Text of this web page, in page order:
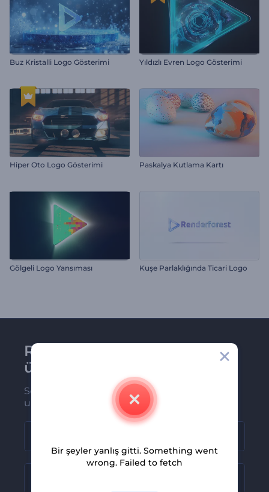
Buz Kristalli Logo Gösterimi Yıldızlı Evren Logo Gösterimi
Hiper Oto Logo Gösterimi Paskalya Kutlama Kartı
Gölgeli Logo Yansıması Kuşe Parlaklığında Ticari Logo
Renderforest bültenine
üye olun
Son haber ve tekliflerimiz ilk olarak size
ulaşsın
Bir şeyler yanlış gitti. Something went
wrong. Failed to fetch